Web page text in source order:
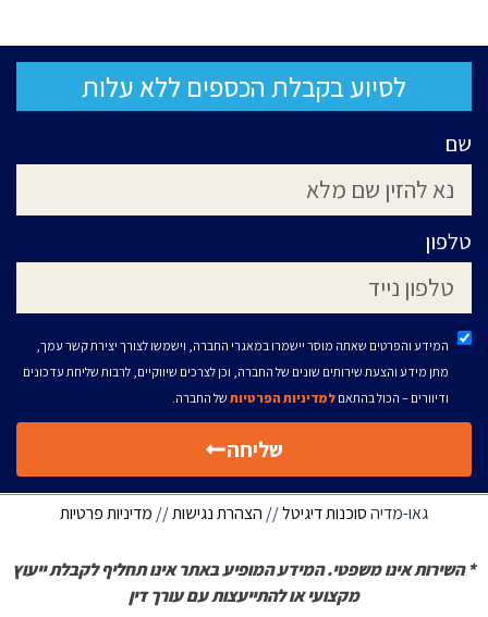
לסיוע בקבלת הכספים ללא עלות
שם
טלפון
המידע והפרטים שאתה מוסר יישמרו במאגרי החברה, וישמשו לצורך יצירת קשר עמך,
מתן מידע והצעת שירותים שונים של החברה, וכן לצרכים שיווקיים, לרבות שליחת עדכונים
ודיוורים – הכול בהתאם למדיניות הפרטיות של החברה.
שליחה
גאו-מדיהסוכנות דיגיטל// הצהרת נגישות// מדיניות פרטיות
* השירות אינו משפטי. המידע המופיע באתר אינו תחליף לקבלת ייעוץ
מקצועי או להתייעצות עם עורך דין